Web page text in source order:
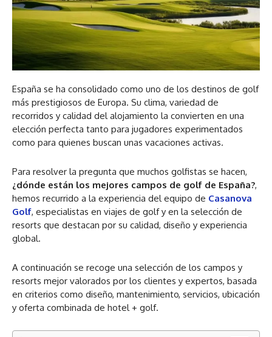
España se ha consolidado como uno de los destinos de golf
más prestigiosos de Europa. Su clima, variedad de
recorridos y calidad del alojamiento la convierten en una
elección perfecta tanto para jugadores experimentados
como para quienes buscan unas vacaciones activas.
Para resolver la pregunta que muchos golfistas se hacen,
¿dónde están los mejores campos de golf de España?,
hemos recurrido a la experiencia del equipo de Casanova
Golf, especialistas en viajes de golf y en la selección de
resorts que destacan por su calidad, diseño y experiencia
global.
A continuación se recoge una selección de los campos y
resorts mejor valorados por los clientes y expertos, basada
en criterios como diseño, mantenimiento, servicios, ubicación
y oferta combinada de hotel + golf.